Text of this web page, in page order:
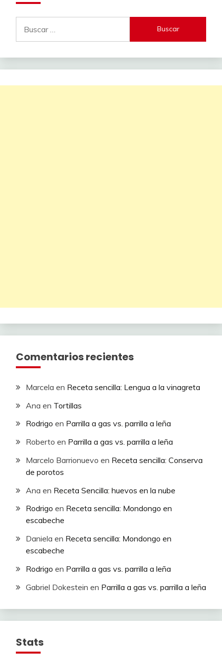
Comentarios recientes
Marcela en Receta sencilla: Lengua a la vinagreta
Ana en Tortillas
Rodrigo en Parrilla a gas vs. parrilla a leña
Roberto en Parrilla a gas vs. parrilla a leña
Marcelo Barrionuevo en Receta sencilla: Conserva
de porotos
Ana en Receta Sencilla: huevos en la nube
Rodrigo en Receta sencilla: Mondongo en
escabeche
Daniela en Receta sencilla: Mondongo en
escabeche
Rodrigo en Parrilla a gas vs. parrilla a leña
Gabriel Dokestein en Parrilla a gas vs. parrilla a leña
Stats